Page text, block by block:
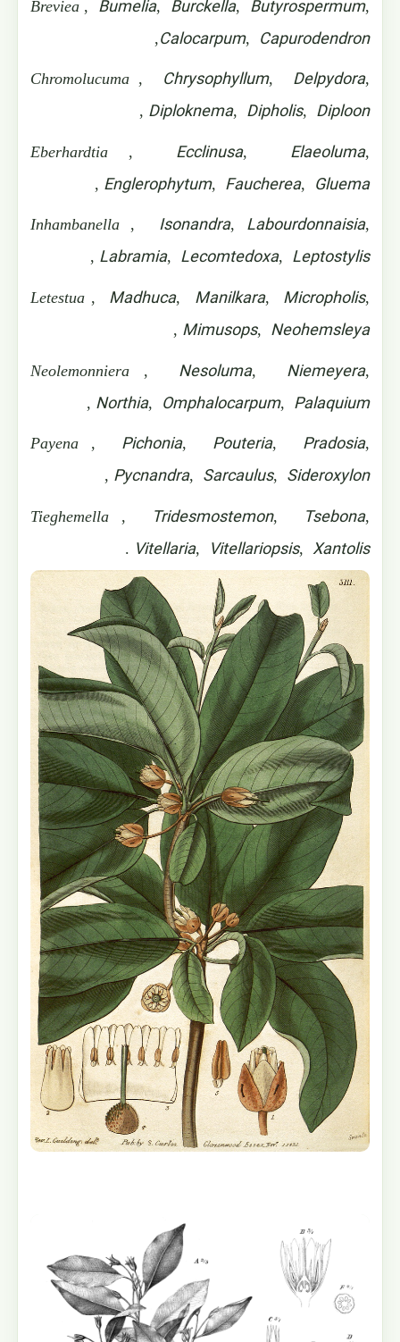
Breviea , Bumelia, Burckella, Butyrospermum,
Calocarpum, Capurodendron
,
Chromolucuma , Chrysophyllum, Delpydora,
Diploknema, Dipholis, Diploon
,
Eberhardtia , Ecclinusa, Elaeoluma,
Englerophytum, Faucherea, Gluema
,
Inhambanella , Isonandra, Labourdonnaisia,
Labramia, Lecomtedoxa, Leptostylis
,
Letestua , Madhuca, Manilkara, Micropholis,
Mimusops, Neohemsleya
,
Neolemonniera , Nesoluma, Niemeyera,
Northia, Omphalocarpum, Palaquium
,
Payena , Pichonia, Pouteria, Pradosia,
Pycnandra, Sarcaulus, Sideroxylon
,
Tieghemella , Tridesmostemon, Tsebona,
Vitellaria, Vitellariopsis, Xantolis
.